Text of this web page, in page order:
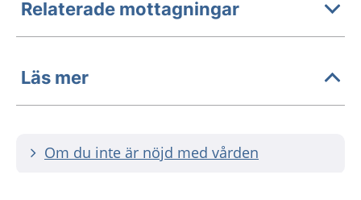
Relaterade mottagningar
Läs mer
Om du inte är nöjd med vården